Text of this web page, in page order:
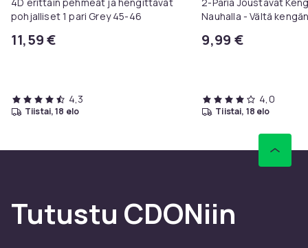
pohjalliset 1 pari Grey 45-46
11,59 €
4,3
tiistai, 18 elo
Nauhalla - Vältä
9,99 €
4,0
tiistai, 18 elo
Tutustu CDONiin